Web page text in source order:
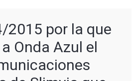
2015 por la que
Onda Azul el